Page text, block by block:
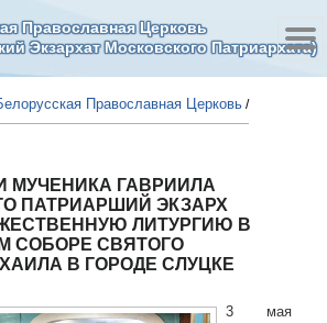
Православная Церковь
Экзархат Московского Патриархата)
Православная Церковь /
МУЧЕНИКА ГАВРИИЛА
ПАТРИАРШИЙ ЭКЗАРХ
ЛИТУРГИЮ В
СОБОРЕ СВЯТОГО
В ГОРОДЕ СЛУЦКЕ
3 мая